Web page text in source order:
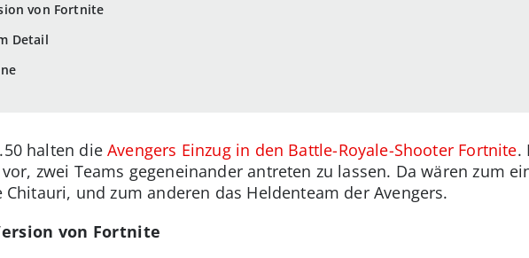
von Fortnite
Detail
halten dieAvengers Einzug in den Battle-Royale-Shooter Fortnite.
zwei Teams gegeneinander antreten zu lassen. Da wären zum
und zum anderen das Heldenteam der Avengers.
von Fortnite